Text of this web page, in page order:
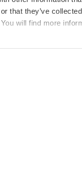
that they’ve
will find more